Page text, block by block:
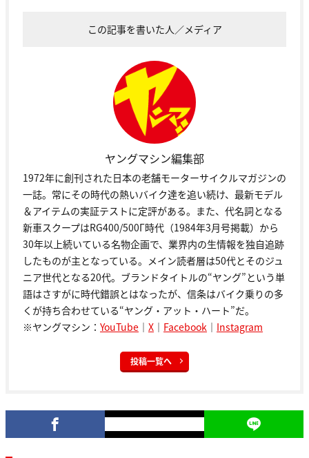
この記事を書いた人／メディア
ヤングマシン編集部
1972年に創刊された日本の老舗モーターサイクルマガジンの
一誌。常にその時代の熱いバイク達を追い続け、最新モデル
＆アイテムの実証テストに定評がある。また、代名詞となる
新車スクープはRG400/500Γ時代（1984年3月号掲載）から
30年以上続いている名物企画で、業界内の生情報を独自追跡
したものが主となっている。メイン読者層は50代とそのジュ
ニア世代となる20代。ブランドタイトルの“ヤング”という単
語はさすがに時代錯誤とはなったが、信条はバイク乗りの多
くが持ち合わせている“ヤング・アット・ハート”だ。
※ヤングマシン： YouTube ｜ X ｜ Facebook ｜ Instagram
投稿一覧へ